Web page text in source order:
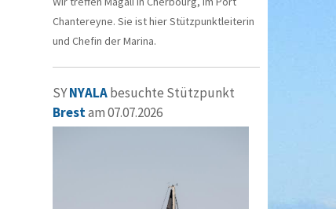
Chantereyne. Sie ist hier Stützpunktleiterin
und Chefin der Marina.
SYNYALAbesuchte Stützpunkt
Brestam 07.07.2026